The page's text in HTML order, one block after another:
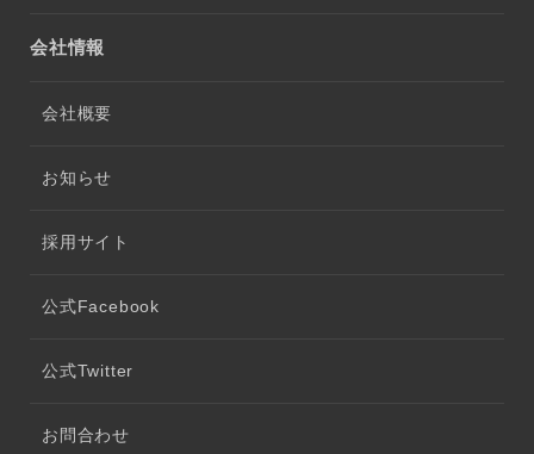
会社情報
会社概要
お知らせ
採用サイト
公式Facebook
公式Twitter
お問合わせ